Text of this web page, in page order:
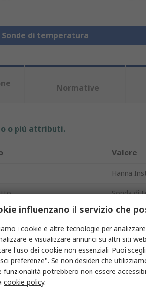
Sonde di temperatura
Normative
o più attributi.
Valore
Hanna
Sonda di
K
Aria
sonda 250mm
3mm
influenzano il servizio che
i cookie e altre tecnologie per
e visualizzare annunci su altri siti
l'uso dei cookie non essenziali. Puoi
preferenze". Se non desideri che
funzionalità potrebbero non essere
cookie policy.